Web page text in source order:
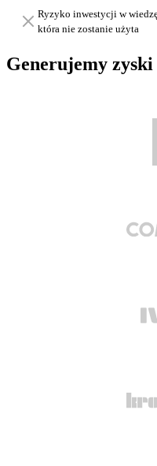
Ryzyko inwestycji w
która nie zostanie użyta
Generujemy zyski